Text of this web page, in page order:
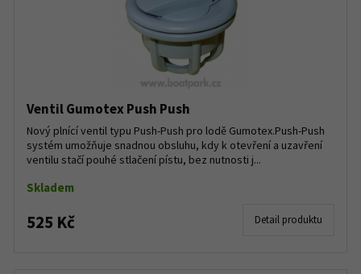
Ventil Gumotex Push Push
Nový plnící ventil typu Push-Push pro lodě Gumotex.Push-Push
systém umožňuje snadnou obsluhu, kdy k otevření a uzavření
ventilu stačí pouhé stlačení pístu, bez nutnosti j...
Skladem
525 Kč Detail produktu